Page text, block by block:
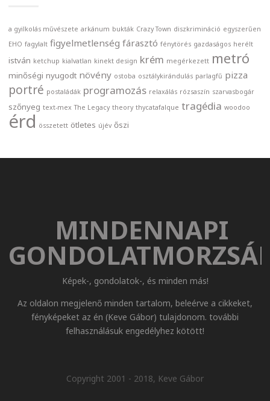
a gyilkolás művészete arkánum bukták Crazy Town diszkrimináció egyszerűen
EHO fagylalt figyelmetlenség fárasztó fénytörés gazdaságos herélt
istván ketchup kialvatlan kinekt design krém megérkezett metró
minőségi nyugodt növény ostoba osztálykirándulás parlagfű pizza
portré postaládák programozás relaxálás rózsaszín szarvasbogár
szőnyeg text-mex The Legacy theory thycatafalque tragédia woodoo
érd összetett ötletes újév őszi
MINDENNAPI
Képek-, gondolatok-, és minden más!
Az oldalon megjelenő minden tartalom, beleérve a cikkeket,
fényképeket az én (Keve Gábor) tulajdonom. további
felhasználásuk engedélyhez kötött!
Copyright 2001 - 2018, Keve Gábor